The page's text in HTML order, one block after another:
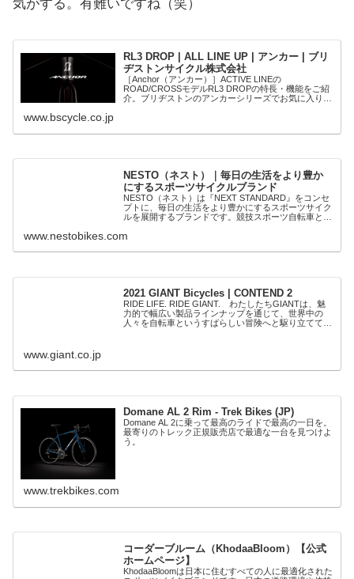
気がする。有難いですね（笑）
RL3 DROP | ALL LINE UP | アンカー | ブリ
ヂストンサイクル株式会社
［Anchor（アンカー）］ACTIVE LINEの
ROAD/CROSSモデルRL3 DROPの特長・機能をご紹
介。ブリヂストンのアンカーシリーズでお気に入りの
www.bscycle.co.jp
NESTO（ネスト）｜毎日の生活をより豊か
にするスポーツサイクルブランド
NESTO（ネスト）は『NEXT STANDARD』をコンセ
プトに、毎日の生活をより豊かにするスポーツサイク
ルを展開するブランドです。競技スポーツ自転車とそ
ネスや街乗りを重視した「スタンダード...
www.nestobikes.com
2021 GIANT Bicycles | CONTEND 2
RIDE LIFE. RIDE GIANT. わたしたちGIANTは、魅
力的で幅広い製品ラインナップを通じて、世界中の
人々を自転車というすばらしい冒険へと駆り立ててま
www.giant.co.jp
Domane AL 2 Rim - Trek Bikes (JP)
Domane AL 2に乗って最高のライドで最高の一日を。
最寄りのトレック正規販売店で最適な一台を見つけよ
う。
www.trekbikes.com
コーダーブルーム（KhodaaBloom）【公式
ホームページ】
KhodaaBloomは日本に住むすべての人に最適化された